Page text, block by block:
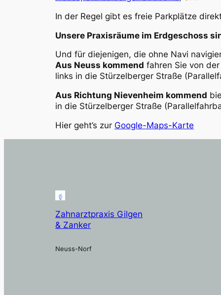
In der Regel gibt es freie Parkplätze
Unsere Praxisräume im Erdgeschoss
Und für diejenigen, die ohne Navi
Aus Neuss kommend fahren Sie von
links in die Stürzelberger Straße
Aus Richtung Nievenheim kommend
in die Stürzelberger Straße
Hier geht’s zur Google-Maps-Karte
Zahnarztpraxis Gilgen
& Zanker
Neuss-Norf